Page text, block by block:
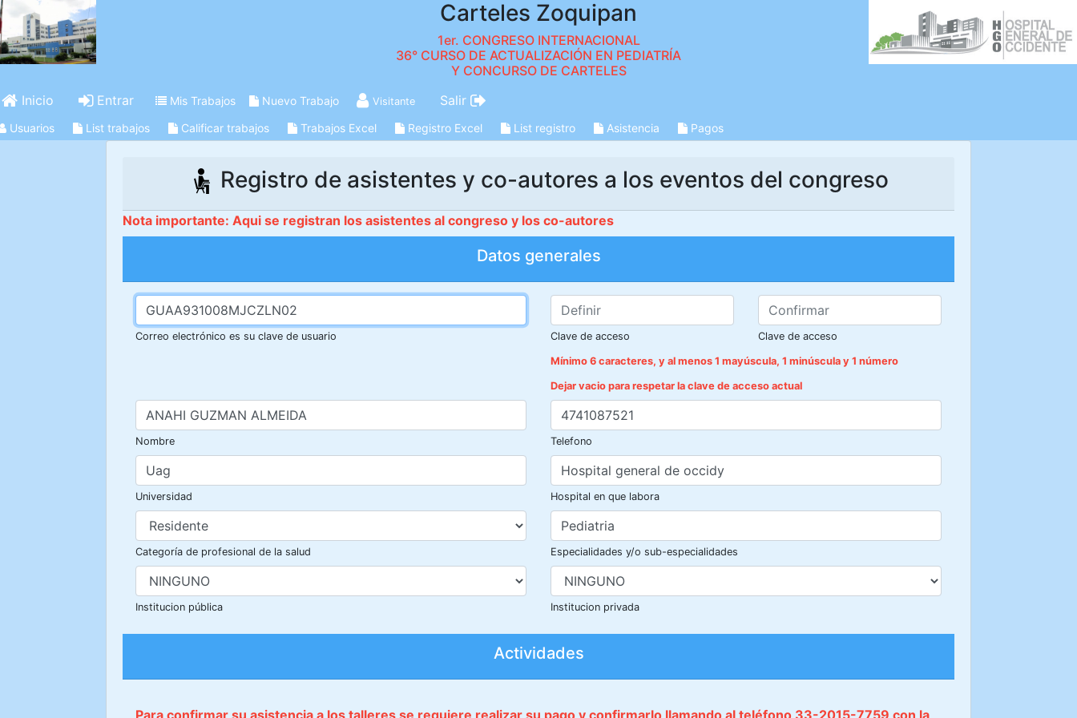
Carteles Zoquipan
1er. CONGRESO INTERNACIONAL
36° CURSO DE ACTUALIZACIÓN EN PEDIATRÍA
Y CONCURSO DE CARTELES
Inicio
Entrar Mis Trabajos Nuevo Trabajo Visitante Salir
Usuarios List trabajos Calificar trabajos Trabajos Excel Registro Excel List registro Asistencia Pagos
Registro de asistentes y co-autores a los eventos del congreso
Nota importante: Aqui se registran los asistentes al congreso y los co-autores
Datos generales
Correo electrónico es su clave de usuario Clave de acceso Clave de acceso
Mínimo 6 caracteres, y al menos 1 mayúscula, 1 minúscula y 1 número
Dejar vacio para respetar la clave de acceso actual
Nombre Telefono
Universidad Hospital en que labora
Categoría de profesional de la salud Especialidades y/o sub-especialidades
Institucion pública Institucion privada
Actividades